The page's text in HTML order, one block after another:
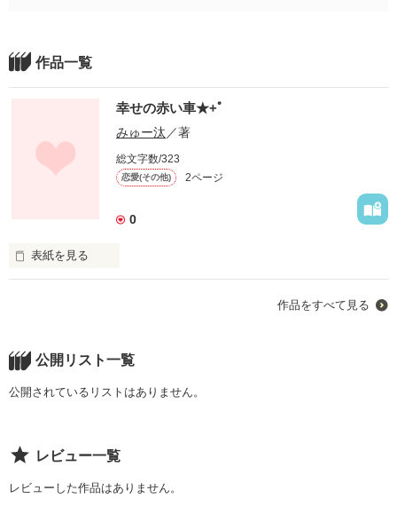
作品一覧
幸せの赤い車★+ﾟ
みゅー汰 ／著
総文字数/323
恋愛(その他) 2ページ
0
表紙を見る
あれは恋愛に夢中だった高校生の頃
た。
作品をすべて見る
公開リスト一覧
公開されているリストはありません。
レビュー一覧
レビューした作品はありません。